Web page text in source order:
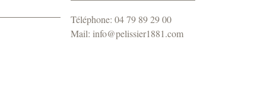
Téléphone: 04 79 89 29 00
Mail: info@pelissier1881.com